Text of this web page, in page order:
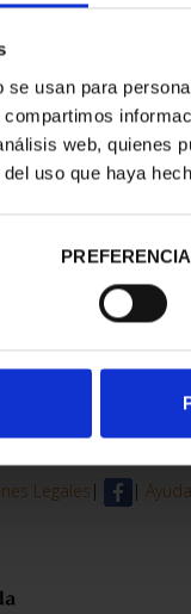
usan para
web, quienes
uso que haya
Legales | | Ayuda